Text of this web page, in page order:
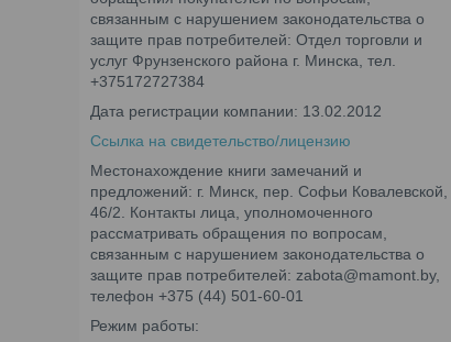
связанным с нарушением законодательства о
защите прав потребителей: Отдел торговли и
услуг Фрунзенского района г. Минска, тел.
+375172727384
Дата регистрации компании: 13.02.2012
Ссылка на свидетельство/лицензию
Местонахождение книги замечаний и
предложений: г. Минск, пер. Софьи Ковалевской,
46/2. Контакты лица, уполномоченного
рассматривать обращения по вопросам,
связанным с нарушением законодательства о
защите прав потребителей: zabota@mamont.by,
телефон +375 (44) 501-60-01
Режим работы: